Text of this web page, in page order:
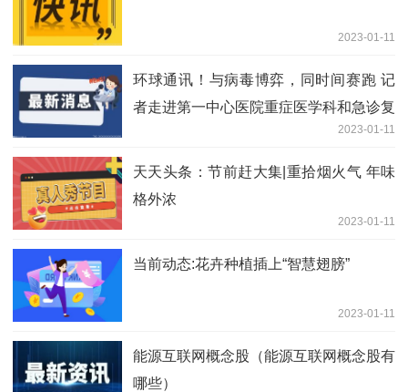
2023-01-11
环球通讯！与病毒博弈，同时间赛跑 记
者走进第一中心医院重症医学科和急诊复
2023-01-11
天天头条：节前赶大集|重拾烟火气 年味
格外浓
2023-01-11
当前动态:花卉种植插上“智慧翅膀”
2023-01-11
能源互联网概念股（能源互联网概念股有
哪些）